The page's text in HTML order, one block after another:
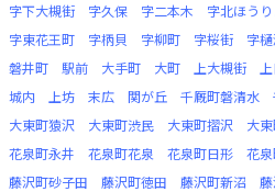
字下大槻街
字久保 字二本木 字北ほうり
字東花王町
字柄貝 字柳町 字桜街 字
磐井町
駅前 大手町 大町 上大槻街
城内
上坊 末広 関が丘 千厩町磐清水
大東町猿沢
大東町渋民 大東町摺沢 大
花泉町永井
花泉町花泉 花泉町日形 花
藤沢町砂子田
藤沢町徳田 藤沢町新沼